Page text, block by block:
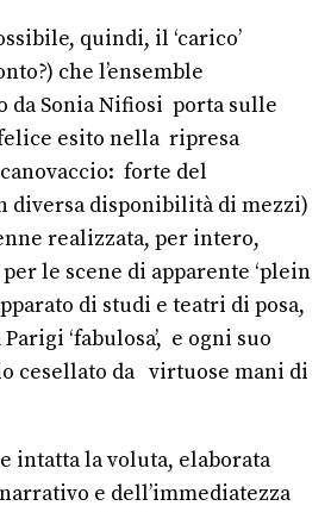
quindi, il ‘carico’
che l’ensemble
da Sonia Nifiosi porta sulle
esito nella ripresa
forte del
diversa disponibilità di mezzi)
realizzata, per intero,
le scene di apparente ‘plein
di studi e teatri di posa,
‘fabulosa’, e ogni suo
cesellato da virtuose mani di
intatta la voluta, elaborata
e dell’immediatezza